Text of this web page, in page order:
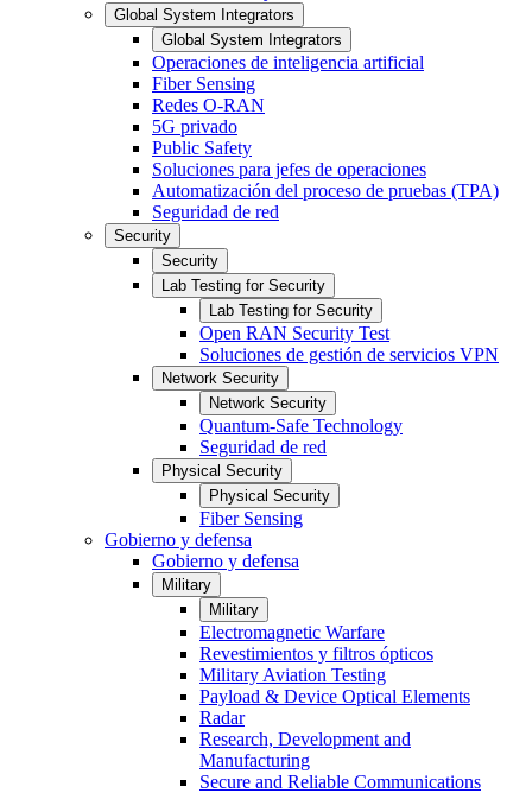
Global System Integrators
Global System Integrators
Operaciones de inteligencia artificial
Fiber Sensing
Redes O-RAN
5G privado
Public Safety
Soluciones para jefes de operaciones
Automatización del proceso de pruebas (TPA)
Seguridad de red
Security
Security
Lab Testing for Security
Lab Testing for Security
Open RAN Security Test
Soluciones de gestión de servicios VPN
Network Security
Network Security
Quantum-Safe Technology
Seguridad de red
Physical Security
Physical Security
Fiber Sensing
Gobierno y defensa
Gobierno y defensa
Military
Military
Electromagnetic Warfare
Revestimientos y filtros ópticos
Military Aviation Testing
Payload & Device Optical Elements
Radar
Research, Development and
Manufacturing
Secure and Reliable Communications